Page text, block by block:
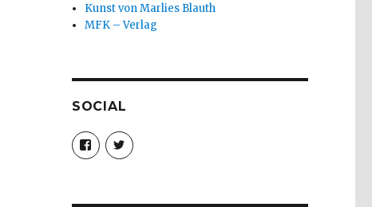
Kunst von Marlies Blauth
MFK – Verlag
SOCIAL
Profil
von
christoph.fleischer1
anzeigen
Profil
von
anzeigen